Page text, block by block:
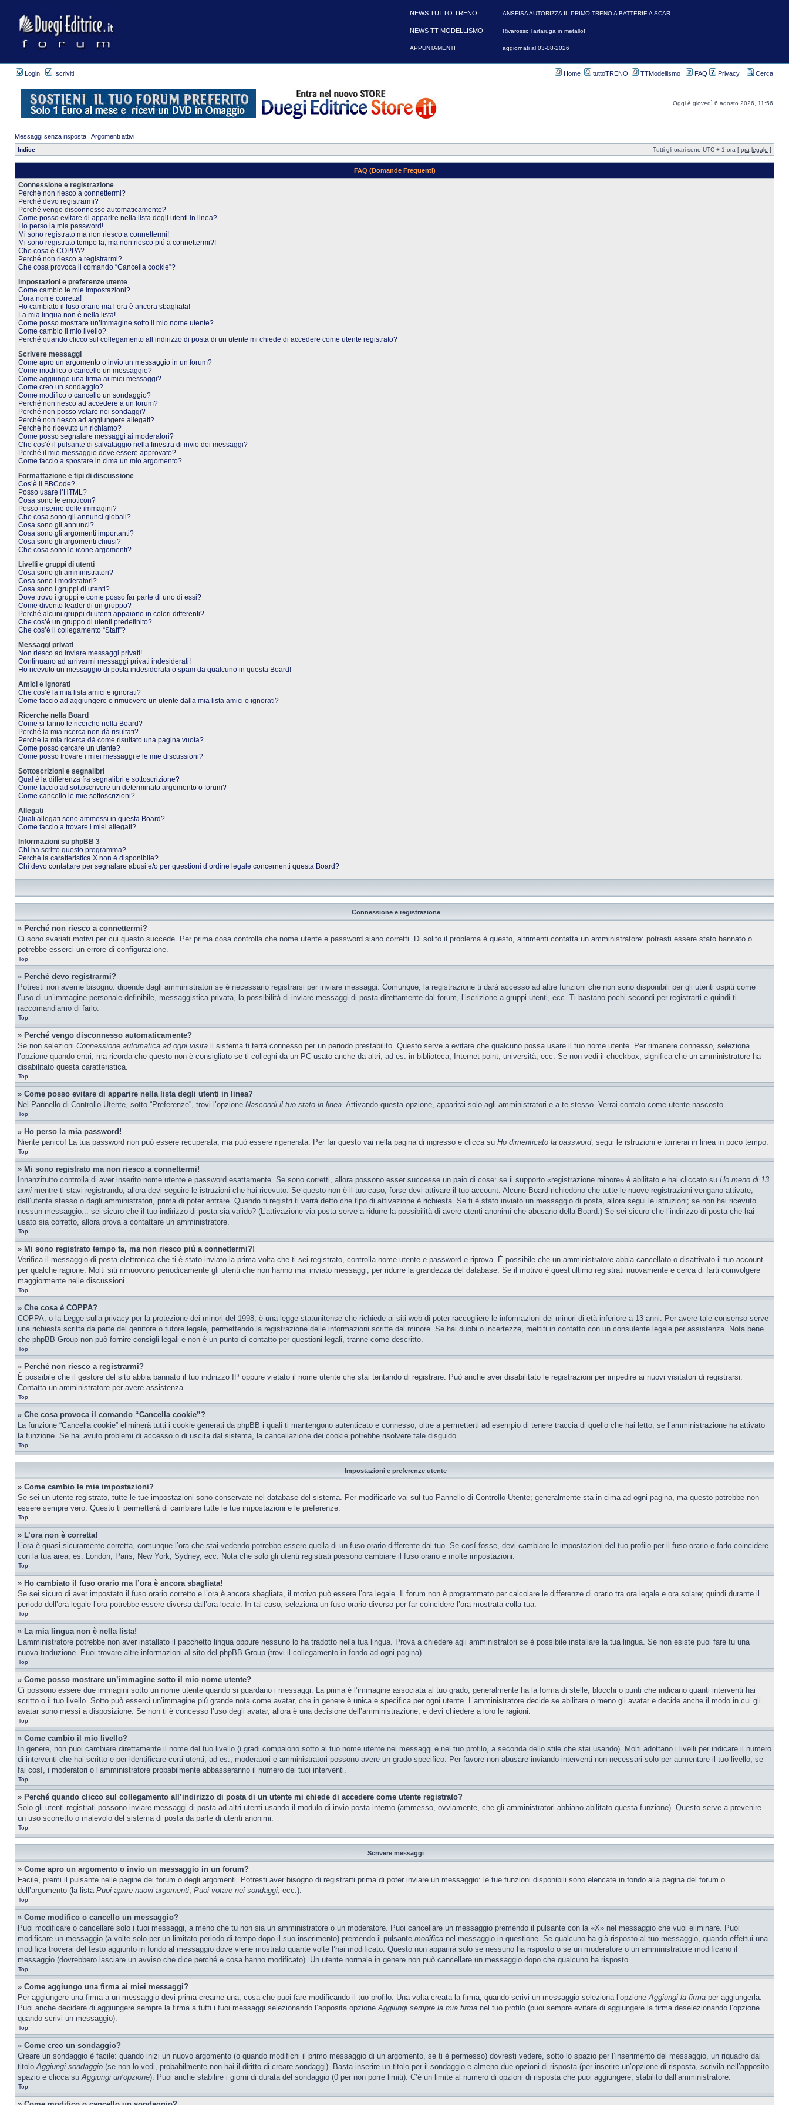
Login Iscriviti Home tuttoTRENO TTModellismo FAQ Privacy Cerca
Oggi è giovedì 6 agosto 2026, 11:56
Messaggi senza risposta | Argomenti attivi
Indice Tutti gli orari sono UTC + 1 ora [ ora legale ]
FAQ (Domande Frequenti)
Connessione e registrazione
Perché non riesco a connettermi?
Perché devo registrarmi?
Perché vengo disconnesso automaticamente?
Come posso evitare di apparire nella lista degli utenti in linea?
Ho perso la mia password!
Mi sono registrato ma non riesco a connettermi!
Mi sono registrato tempo fa, ma non riesco piú a connettermi?!
Che cosa è COPPA?
Perché non riesco a registrarmi?
Che cosa provoca il comando “Cancella cookie”?
Impostazioni e preferenze utente
Come cambio le mie impostazioni?
L’ora non è corretta!
Ho cambiato il fuso orario ma l’ora è ancora sbagliata!
La mia lingua non è nella lista!
Come posso mostrare un’immagine sotto il mio nome utente?
Come cambio il mio livello?
Perché quando clicco sul collegamento all’indirizzo di posta di un utente mi chiede di accedere come utente registrato?
Scrivere messaggi
Come apro un argomento o invio un messaggio in un forum?
Come modifico o cancello un messaggio?
Come aggiungo una firma ai miei messaggi?
Come creo un sondaggio?
Come modifico o cancello un sondaggio?
Perché non riesco ad accedere a un forum?
Perché non posso votare nei sondaggi?
Perché non riesco ad aggiungere allegati?
Perché ho ricevuto un richiamo?
Come posso segnalare messaggi ai moderatori?
Che cos’è il pulsante di salvataggio nella finestra di invio dei messaggi?
Perché il mio messaggio deve essere approvato?
Come faccio a spostare in cima un mio argomento?
Formattazione e tipi di discussione
Cos’è il BBCode?
Posso usare l’HTML?
Cosa sono le emoticon?
Posso inserire delle immagini?
Che cosa sono gli annunci globali?
Cosa sono gli annunci?
Cosa sono gli argomenti importanti?
Cosa sono gli argomenti chiusi?
Che cosa sono le icone argomenti?
Livelli e gruppi di utenti
Cosa sono gli amministratori?
Cosa sono i moderatori?
Cosa sono i gruppi di utenti?
Dove trovo i gruppi e come posso far parte di uno di essi?
Come divento leader di un gruppo?
Perché alcuni gruppi di utenti appaiono in colori differenti?
Che cos’è un gruppo di utenti predefinito?
Che cos’è il collegamento “Staff”?
Messaggi privati
Non riesco ad inviare messaggi privati!
Continuano ad arrivarmi messaggi privati indesiderati!
Ho ricevuto un messaggio di posta indesiderata o spam da qualcuno in questa Board!
Amici e ignorati
Che cos’è la mia lista amici e ignorati?
Come faccio ad aggiungere o rimuovere un utente dalla mia lista amici o ignorati?
Ricerche nella Board
Come si fanno le ricerche nella Board?
Perché la mia ricerca non dà risultati?
Perché la mia ricerca dà come risultato una pagina vuota?
Come posso cercare un utente?
Come posso trovare i miei messaggi e le mie discussioni?
Sottoscrizioni e segnalibri
Qual è la differenza fra segnalibri e sottoscrizione?
Come faccio ad sottoscrivere un determinato argomento o forum?
Come cancello le mie sottoscrizioni?
Allegati
Quali allegati sono ammessi in questa Board?
Come faccio a trovare i miei allegati?
Informazioni su phpBB 3
Chi ha scritto questo programma?
Perché la caratteristica X non è disponibile?
Chi devo contattare per segnalare abusi e/o per questioni d’ordine legale concernenti questa Board?
Connessione e registrazione
» Perché non riesco a connettermi?
Ci sono svariati motivi per cui questo succede. Per prima cosa controlla che nome utente e password siano corretti. Di solito il problema è questo, altrimenti contatta un amministratore: potresti essere stato bannato o
potrebbe esserci un errore di configurazione.
Top
» Perché devo registrarmi?
Potresti non averne bisogno: dipende dagli amministratori se è necessario registrarsi per inviare messaggi. Comunque, la registrazione ti darà accesso ad altre funzioni che non sono disponibili per gli utenti ospiti come
l’uso di un’immagine personale definibile, messaggistica privata, la possibilità di inviare messaggi di posta direttamente dal forum, l’iscrizione a gruppi utenti, ecc. Ti bastano pochi secondi per registrarti e quindi ti
raccomandiamo di farlo.
Top
» Perché vengo disconnesso automaticamente?
Se non selezioni Connessione automatica ad ogni visita il sistema ti terrà connesso per un periodo prestabilito. Questo serve a evitare che qualcuno possa usare il tuo nome utente. Per rimanere connesso, seleziona
l’opzione quando entri, ma ricorda che questo non è consigliato se ti colleghi da un PC usato anche da altri, ad es. in biblioteca, Internet point, università, ecc. Se non vedi il checkbox, significa che un amministratore ha
disabilitato questa caratteristica.
Top
» Come posso evitare di apparire nella lista degli utenti in linea?
Nel Pannello di Controllo Utente, sotto “Preferenze”, trovi l’opzione Nascondi il tuo stato in linea. Attivando questa opzione, apparirai solo agli amministratori e a te stesso. Verrai contato come utente nascosto.
Top
» Ho perso la mia password!
Niente panico! La tua password non può essere recuperata, ma può essere rigenerata. Per far questo vai nella pagina di ingresso e clicca su Ho dimenticato la password, segui le istruzioni e tornerai in linea in poco tempo.
Top
» Mi sono registrato ma non riesco a connettermi!
Innanzitutto controlla di aver inserito nome utente e password esattamente. Se sono corretti, allora possono esser successe un paio di cose: se il supporto «registrazione minore» è abilitato e hai cliccato su Ho meno di 13
anni mentre ti stavi registrando, allora devi seguire le istruzioni che hai ricevuto. Se questo non è il tuo caso, forse devi attivare il tuo account. Alcune Board richiedono che tutte le nuove registrazioni vengano attivate,
dall’utente stesso o dagli amministratori, prima di poter entrare. Quando ti registri ti verrà detto che tipo di attivazione è richiesta. Se ti è stato inviato un messaggio di posta, allora segui le istruzioni; se non hai ricevuto
nessun messaggio... sei sicuro che il tuo indirizzo di posta sia valido? (L’attivazione via posta serve a ridurre la possibilità di avere utenti anonimi che abusano della Board.) Se sei sicuro che l’indirizzo di posta che hai
usato sia corretto, allora prova a contattare un amministratore.
Top
» Mi sono registrato tempo fa, ma non riesco piú a connettermi?!
Verifica il messaggio di posta elettronica che ti è stato inviato la prima volta che ti sei registrato, controlla nome utente e password e riprova. È possibile che un amministratore abbia cancellato o disattivato il tuo account
per qualche ragione. Molti siti rimuovono periodicamente gli utenti che non hanno mai inviato messaggi, per ridurre la grandezza del database. Se il motivo è quest’ultimo registrati nuovamente e cerca di farti coinvolgere
maggiormente nelle discussioni.
Top
» Che cosa è COPPA?
COPPA, o la Legge sulla privacy per la protezione dei minori del 1998, è una legge statunitense che richiede ai siti web di poter raccogliere le informazioni dei minori di età inferiore a 13 anni. Per avere tale consenso serve
una richiesta scritta da parte del genitore o tutore legale, permettendo la registrazione delle informazioni scritte dal minore. Se hai dubbi o incertezze, mettiti in contatto con un consulente legale per assistenza. Nota bene
che phpBB Group non può fornire consigli legali e non è un punto di contatto per questioni legali, tranne come descritto.
Top
» Perché non riesco a registrarmi?
È possibile che il gestore del sito abbia bannato il tuo indirizzo IP oppure vietato il nome utente che stai tentando di registrare. Può anche aver disabilitato le registrazioni per impedire ai nuovi visitatori di registrarsi.
Contatta un amministratore per avere assistenza.
Top
» Che cosa provoca il comando “Cancella cookie”?
La funzione “Cancella cookie” eliminerà tutti i cookie generati da phpBB i quali ti mantengono autenticato e connesso, oltre a permetterti ad esempio di tenere traccia di quello che hai letto, se l’amministrazione ha attivato
la funzione. Se hai avuto problemi di accesso o di uscita dal sistema, la cancellazione dei cookie potrebbe risolvere tale disguido.
Top
Impostazioni e preferenze utente
» Come cambio le mie impostazioni?
Se sei un utente registrato, tutte le tue impostazioni sono conservate nel database del sistema. Per modificarle vai sul tuo Pannello di Controllo Utente; generalmente sta in cima ad ogni pagina, ma questo potrebbe non
essere sempre vero. Questo ti permetterà di cambiare tutte le tue impostazioni e le preferenze.
Top
» L’ora non è corretta!
L’ora è quasi sicuramente corretta, comunque l’ora che stai vedendo potrebbe essere quella di un fuso orario differente dal tuo. Se cosí fosse, devi cambiare le impostazioni del tuo profilo per il fuso orario e farlo coincidere
con la tua area, es. London, Paris, New York, Sydney, ecc. Nota che solo gli utenti registrati possono cambiare il fuso orario e molte impostazioni.
Top
» Ho cambiato il fuso orario ma l’ora è ancora sbagliata!
Se sei sicuro di aver impostato il fuso orario corretto e l’ora è ancora sbagliata, il motivo può essere l’ora legale. Il forum non è programmato per calcolare le differenze di orario tra ora legale e ora solare; quindi durante il
periodo dell’ora legale l’ora potrebbe essere diversa dall’ora locale. In tal caso, seleziona un fuso orario diverso per far coincidere l’ora mostrata colla tua.
Top
» La mia lingua non è nella lista!
L’amministratore potrebbe non aver installato il pacchetto lingua oppure nessuno lo ha tradotto nella tua lingua. Prova a chiedere agli amministratori se è possibile installare la tua lingua. Se non esiste puoi fare tu una
nuova traduzione. Puoi trovare altre informazioni al sito del phpBB Group (trovi il collegamento in fondo ad ogni pagina).
Top
» Come posso mostrare un’immagine sotto il mio nome utente?
Ci possono essere due immagini sotto un nome utente quando si guardano i messaggi. La prima è l’immagine associata al tuo grado, generalmente ha la forma di stelle, blocchi o punti che indicano quanti interventi hai
scritto o il tuo livello. Sotto può esserci un’immagine piú grande nota come avatar, che in genere è unica e specifica per ogni utente. L’amministratore decide se abilitare o meno gli avatar e decide anche il modo in cui gli
avatar sono messi a disposizione. Se non ti è concesso l’uso degli avatar, allora è una decisione dell’amministrazione, e devi chiedere a loro le ragioni.
Top
» Come cambio il mio livello?
In genere, non puoi cambiare direttamente il nome del tuo livello (i gradi compaiono sotto al tuo nome utente nei messaggi e nel tuo profilo, a seconda dello stile che stai usando). Molti adottano i livelli per indicare il numero
di interventi che hai scritto e per identificare certi utenti; ad es., moderatori e amministratori possono avere un grado specifico. Per favore non abusare inviando interventi non necessari solo per aumentare il tuo livello; se
fai cosí, i moderatori o l’amministratore probabilmente abbasseranno il numero dei tuoi interventi.
Top
» Perché quando clicco sul collegamento all’indirizzo di posta di un utente mi chiede di accedere come utente registrato?
Solo gli utenti registrati possono inviare messaggi di posta ad altri utenti usando il modulo di invio posta interno (ammesso, ovviamente, che gli amministratori abbiano abilitato questa funzione). Questo serve a prevenire
un uso scorretto o malevolo del sistema di posta da parte di utenti anonimi.
Top
Scrivere messaggi
» Come apro un argomento o invio un messaggio in un forum?
Facile, premi il pulsante nelle pagine dei forum o degli argomenti. Potresti aver bisogno di registrarti prima di poter inviare un messaggio: le tue funzioni disponibili sono elencate in fondo alla pagina del forum o
dell’argomento (la lista Puoi aprire nuovi argomenti, Puoi votare nei sondaggi, ecc.).
Top
» Come modifico o cancello un messaggio?
Puoi modificare o cancellare solo i tuoi messaggi, a meno che tu non sia un amministratore o un moderatore. Puoi cancellare un messaggio premendo il pulsante con la «X» nel messaggio che vuoi eliminare. Puoi
modificare un messaggio (a volte solo per un limitato periodo di tempo dopo il suo inserimento) premendo il pulsante modifica nel messaggio in questione. Se qualcuno ha già risposto al tuo messaggio, quando effettui una
modifica troverai del testo aggiunto in fondo al messaggio dove viene mostrato quante volte l’hai modificato. Questo non apparirà solo se nessuno ha risposto o se un moderatore o un amministratore modificano il
messaggio (dovrebbero lasciare un avviso che dice perché e cosa hanno modificato). Un utente normale in genere non può cancellare un messaggio dopo che qualcuno ha risposto.
Top
» Come aggiungo una firma ai miei messaggi?
Per aggiungere una firma a un messaggio devi prima crearne una, cosa che puoi fare modificando il tuo profilo. Una volta creata la firma, quando scrivi un messaggio seleziona l’opzioneAggiungi la firma per aggiungerla.
Puoi anche decidere di aggiungere sempre la firma a tutti i tuoi messaggi selezionando l’apposita opzioneAggiungi sempre la mia firma nel tuo profilo (puoi sempre evitare di aggiungere la firma deselezionando l’opzione
quando scrivi un messaggio).
Top
» Come creo un sondaggio?
Creare un sondaggio è facile: quando inizi un nuovo argomento (o quando modifichi il primo messaggio di un argomento, se ti è permesso) dovresti vedere, sotto lo spazio per l’inserimento del messaggio, un riquadro dal
titoloAggiungi sondaggio (se non lo vedi, probabilmente non hai il diritto di creare sondaggi). Basta inserire un titolo per il sondaggio e almeno due opzioni di risposta (per inserire un’opzione di risposta, scrivila nell’apposito
spazio e clicca suAggiungi un’opzione). Puoi anche stabilire i giorni di durata del sondaggio (0 per non porre limiti). C’è un limite al numero di opzioni di risposta che puoi aggiungere, stabilito dall’amministratore.
Top
NEWS TUTTO TRENO: ANSFISA AUTORIZZA IL PRIMO TRENO A BATTERIE A SCAR
NEWS TT MODELLISMO: Rivarossi: Tartaruga in metallo!
APPUNTAMENTI aggiornati al 03-08-2026